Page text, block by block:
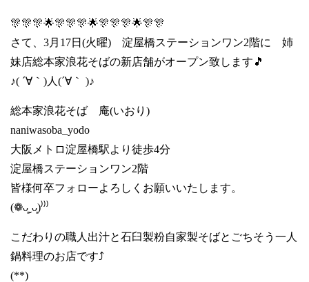
🎊🎊🎊🌟🎊🎊🎊🌟🎊🎊🎊🌟🎊🎊
さて、3月17日(火曜) 淀屋橋ステーションワン2階に 姉
妹店総本家浪花そばの新店舗がオープン致します🎵
♪( ´∀｀)人(´∀｀ )♪
総本家浪花そば 庵(いおり)
naniwasoba_yodo
大阪メトロ淀屋橋駅より徒歩4分
淀屋橋ステーションワン2階
皆様何卒フォローよろしくお願いいたします。
(❁ᴗ͈ˬᴗ͈)⁾⁾⁾
こだわりの職人出汁と石臼製粉自家製そばとごちそう一人
鍋料理のお店です⤴️
(**)